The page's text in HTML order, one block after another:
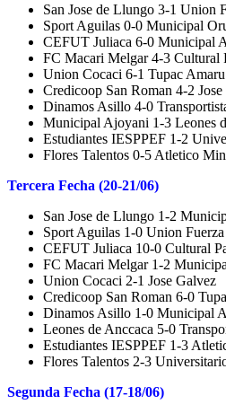
San Jose de Llungo 3-1 Union
Sport Aguilas 0-0 Municipal
CEFUT Juliaca 6-0 Municipal
FC Macari Melgar 4-3 Cultural
Union Cocaci 6-1 Tupac Amaru
Credicoop San Roman 4-2
Dinamos Asillo 4-0
Municipal Ajoyani 1-3 Leones
Estudiantes IESPPEF 1-2
Flores Talentos 0-5 Atletico
Tercera Fecha (20-21/06)
San Jose de Llungo 1-2
Sport Aguilas 1-0 Union
CEFUT Juliaca 10-0 Cultural
FC Macari Melgar 1-2
Union Cocaci 2-1 Jose Galvez
Credicoop San Roman 6-0
Dinamos Asillo 1-0 Municipal
Leones de Anccaca 5-0
Estudiantes IESPPEF 1-3
Flores Talentos 2-3
Segunda Fecha (17-18/06)